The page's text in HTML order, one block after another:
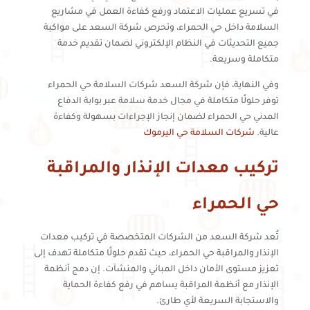
في تسريع عمليات الاعتماد ورفع كفاءة العمل في مشاريع
السلامة داخل حي الحمراء، وتحرص شركة السعد على مواكبة
جميع التحديثات في النظام الإلكتروني لضمان تقديم خدمة
متكاملة وسريعة.
وفي النهاية، فإن شركة السعد شركات السلامة حي الحمراء
توفر حلولًا متكاملة في مجال خدمة سلامة عبر بوابة الدفاع
المدني حي الحمراء لضمان إنجاز الإجراءات بسهولة وكفاءة
عالية. شركات السلامة حي اليرموك
تركيب معدات الإنذار والمراقبة
حي الحمراء
تُعد شركة السعد من الشركات المتخصصة في تركيب معدات
الإنذار والمراقبة حي الحمراء، حيث تقدم حلولًا متكاملة تهدف إلى
تعزيز مستوى الأمان داخل المباني والمنشآت. إن دمج أنظمة
الإنذار مع أنظمة المراقبة يساهم في رفع كفاءة الحماية
والاستجابة السريعة لأي طارئ.